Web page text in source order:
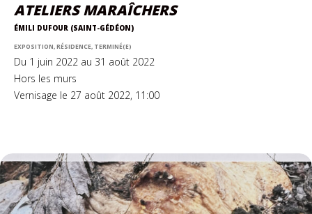
ATELIERS MARAÎCHERS
ÉMILI DUFOUR (SAINT-GÉDÉON)
EXPOSITION, RÉSIDENCE, TERMINÉ(E)
Du 1 juin 2022 au 31 août 2022
Hors les murs
Vernisage le 27 août 2022, 11:00